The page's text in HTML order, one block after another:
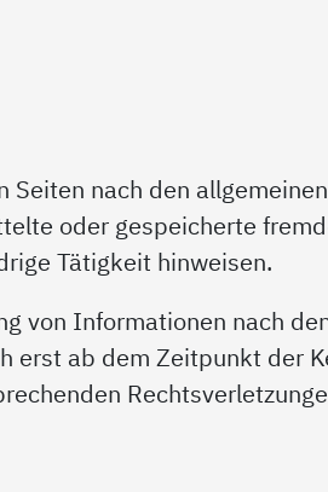
nach den
oder gespeicherte
Tätigkeit hinweisen.
von Informationen nach
erst ab dem Zeitpunkt der